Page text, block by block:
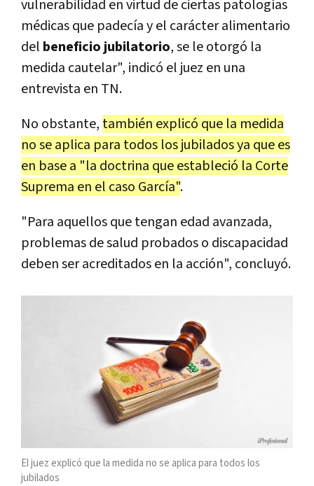
vulnerabilidad en virtud de ciertas patologías
médicas que padecía y el carácter alimentario
del beneficio jubilatorio, se le otorgó la
medida cautelar", indicó el juez en una
entrevista en TN.
No obstante, también explicó que la medida
no se aplica para todos los jubilados ya que es
en base a "la doctrina que estableció la Corte
Suprema en el caso García".
"Para aquellos que tengan edad avanzada,
problemas de salud probados o discapacidad
deben ser acreditados en la acción", concluyó.
El juez explicó que la medida no se aplica para todos los
jubilados